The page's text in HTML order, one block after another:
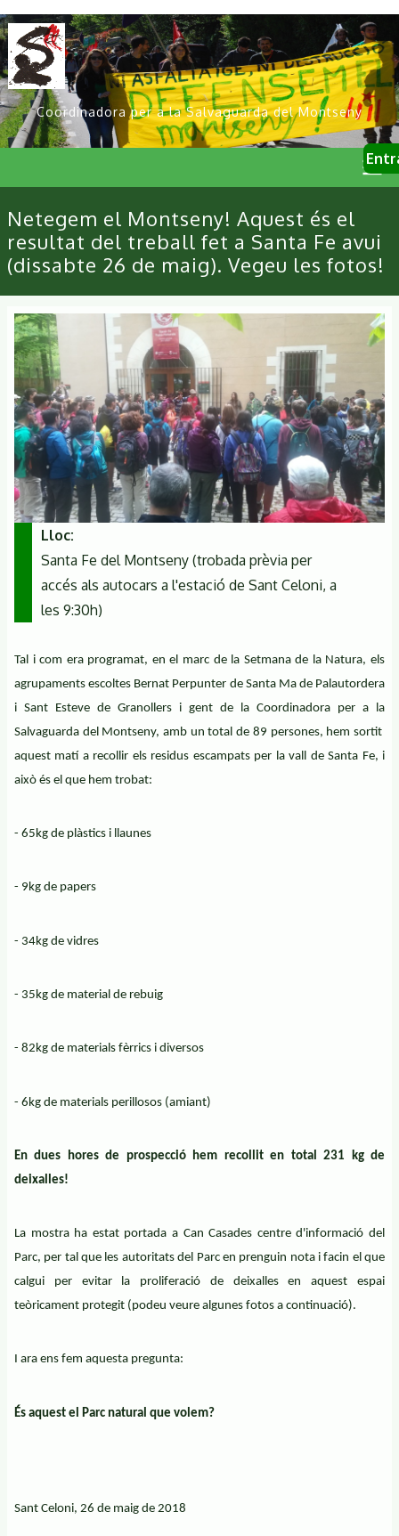
Vés
al
contingut
Coordinadora per a la Salvaguarda del Montseny
User
Primary
links
Netegem el Montseny! Aquest és el
resultat del treball fet a Santa Fe avui
(dissabte 26 de maig). Vegeu les fotos!
Lloc
Santa Fe del Montseny (trobada prèvia per
accés als autocars a l'estació de Sant Celoni, a
les 9:30h)
Tal i com era programat, en el marc de la Setmana de la Natura, els
agrupaments escoltes Bernat Perpunter de Santa Ma de Palautordera
i Sant Esteve de Granollers i gent de la Coordinadora per a la
Salvaguarda del Montseny, amb un total de 89 persones, hem sortit
aquest matí a recollir els residus escampats per la vall de Santa Fe, i
això és el que hem trobat:
- 65kg de plàstics i llaunes
- 9kg de papers
- 34kg de vidres
- 35kg de material de rebuig
- 82kg de materials fèrrics i diversos
- 6kg de materials perillosos (amiant)
En dues hores de prospecció hem recollit en total 231 kg de
deixalles!
La mostra ha estat portada a Can Casades centre d'informació del
Parc, per tal que les autoritats del Parc en prenguin nota i facin el que
calgui per evitar la proliferació de deixalles en aquest espai
teòricament protegit (podeu veure algunes fotos a continuació).
I ara ens fem aquesta pregunta:
És aquest el Parc natural que volem?
Sant Celoni, 26 de maig de 2018